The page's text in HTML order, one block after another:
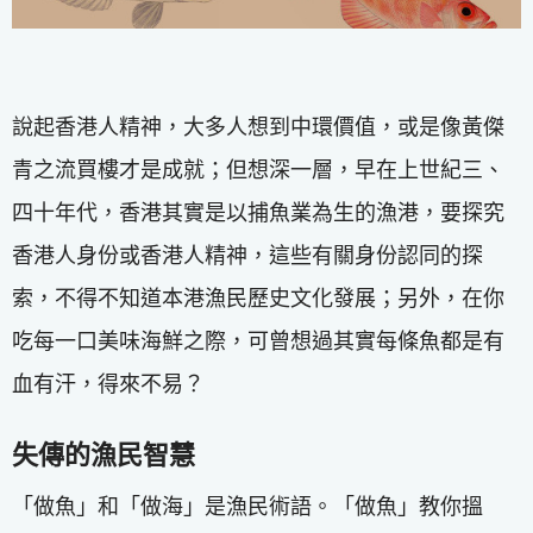
說起香港人精神，大多人想到中環價值，或是像黃傑
青之流買樓才是成就；但想深一層，早在上世紀三、
四十年代，香港其實是以捕魚業為生的漁港，要探究
香港人身份或香港人精神，這些有關身份認同的探
索，不得不知道本港漁民歷史文化發展；另外，在你
吃每一口美味海鮮之際，可曾想過其實每條魚都是有
血有汗，得來不易？
失傳的漁民智慧
「做魚」和「做海」是漁民術語。「做魚」教你搵